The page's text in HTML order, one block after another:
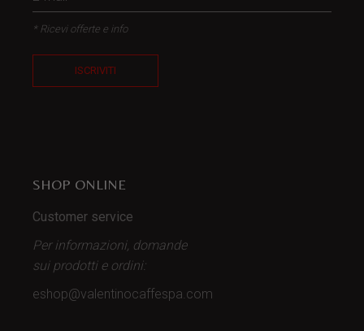
* Ricevi offerte e info
ISCRIVITI
SHOP ONLINE
Customer service
Per informazioni, domande
sui prodotti e ordini:
eshop@valentinocaffespa.com